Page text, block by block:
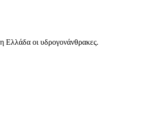
Ελλάδα οι υδρογονάνθρακες.